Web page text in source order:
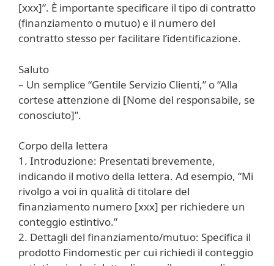
[xxx]”. È importante specificare il tipo di contratto
(finanziamento o mutuo) e il numero del
contratto stesso per facilitare l’identificazione.
Saluto
– Un semplice “Gentile Servizio Clienti,” o “Alla
cortese attenzione di [Nome del responsabile, se
conosciuto]”.
Corpo della lettera
1. Introduzione: Presentati brevemente,
indicando il motivo della lettera. Ad esempio, “Mi
rivolgo a voi in qualità di titolare del
finanziamento numero [xxx] per richiedere un
conteggio estintivo.”
2. Dettagli del finanziamento/mutuo: Specifica il
prodotto Findomestic per cui richiedi il conteggio